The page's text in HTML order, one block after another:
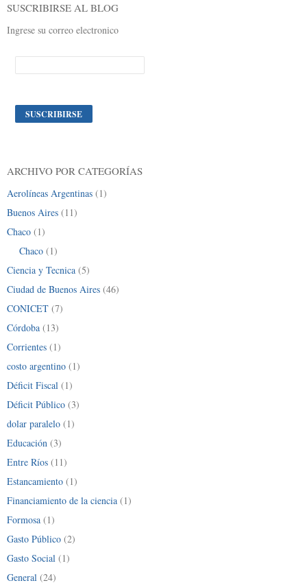
SUSCRIBIRSE AL BLOG
Ingrese su correo electronico
ARCHIVO POR CATEGORÍAS
Aerolíneas Argentinas (1)
Buenos Aires (11)
Chaco (1)
Chaco (1)
Ciencia y Tecnica (5)
Ciudad de Buenos Aires (46)
CONICET (7)
Córdoba (13)
Corrientes (1)
costo argentino (1)
Déficit Fiscal (1)
Déficit Público (3)
dolar paralelo (1)
Educación (3)
Entre Ríos (11)
Estancamiento (1)
Financiamiento de la ciencia (1)
Formosa (1)
Gasto Público (2)
Gasto Social (1)
General (24)